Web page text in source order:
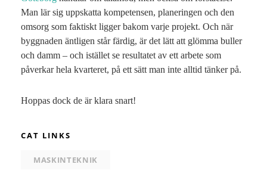
Man lär sig uppskatta kompetensen, planeringen och den
omsorg som faktiskt ligger bakom varje projekt. Och när
byggnaden äntligen står färdig, är det lätt att glömma buller
och damm – och istället se resultatet av ett arbete som
påverkar hela kvarteret, på ett sätt man inte alltid tänker på.
Hoppas dock de är klara snart!
CAT LINKS
MASKINTEKNIK